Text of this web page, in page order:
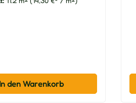
In den Warenkorb